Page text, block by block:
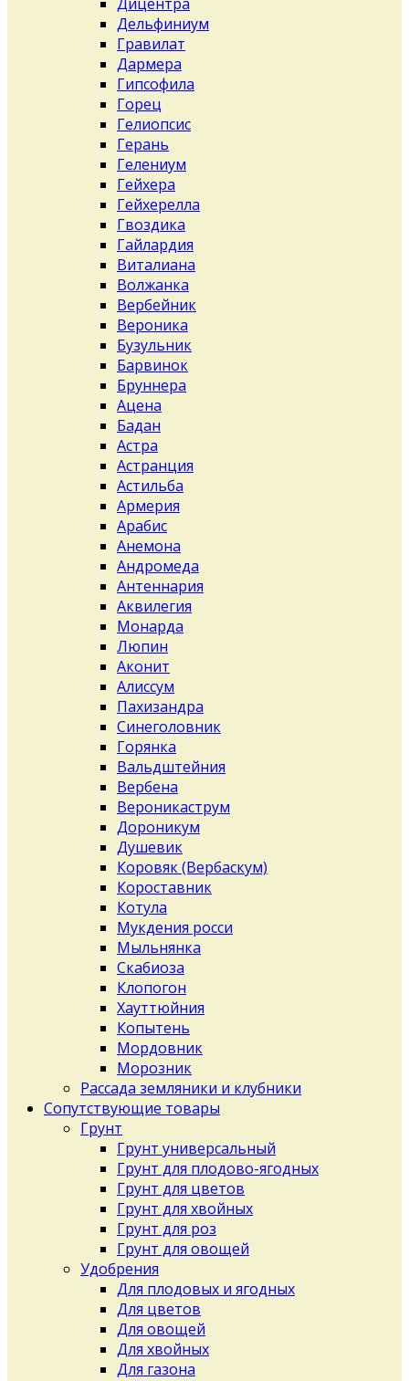
Дельфиниум
Гравилат
Дармера
Гипсофила
Горец
Гелиопсис
Герань
Гелениум
Гейхера
Гейхерелла
Гвоздика
Гайлардия
Виталиана
Волжанка
Вербейник
Вероника
Бузульник
Барвинок
Бруннера
Ацена
Бадан
Астра
Астранция
Астильба
Армерия
Арабис
Анемона
Андромеда
Антеннария
Аквилегия
Монарда
Люпин
Аконит
Алиссум
Пахизандра
Синеголовник
Горянка
Вальдштейния
Вербена
Вероникаструм
Дороникум
Душевик
Коровяк (Вербаскум)
Короставник
Котула
Мукдения росси
Мыльнянка
Скабиоза
Клопогон
Хауттюйния
Копытень
Мордовник
Морозник
Рассада земляники и клубники
Сопутствующие товары
Грунт
Грунт универсальный
Грунт для плодово-ягодных
Грунт для цветов
Грунт для хвойных
Грунт для роз
Грунт для овощей
Удобрения
Для плодовых и ягодных
Для цветов
Для овощей
Для хвойных
Для газона